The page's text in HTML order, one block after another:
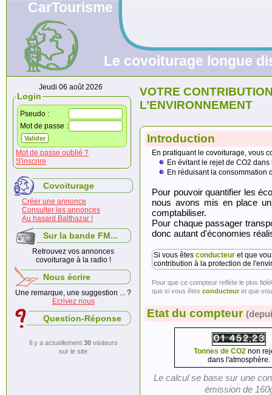
CarTourisme
Le covoiturage longue
Jeudi 06 août 2026
Login
Pseudo :
Mot de passe :
Mot de passe oublié ?
S'inscrire
Covoiturage
Créer une annonce
Consulter les annonces
Au hasard Balthazar !
Sur la bande FM...
Retrouvez vos annonces
covoiturage à la radio !
Nous écrire
Une remarque, une suggestion ... ?
Ecrivez nous
Question-Réponse
Il y a actuellement 30visiteurs
sur le site
VOTRE
L’ENVIRONNEMENT
Introduction
En pratiquant le covoiturage, vous
En évitant le rejet de CO2 dans
En réduisant la consommation
Pour pouvoir quantifier les
nous avons mis en place
comptabiliser.
Pour chaque passager
donc autant d'économies
Si vous êtes conducteur et que
contribution à la
Pour que ce compteur reflète le plus
que si vous êtes conducteuret que
Etat du compteur
Tonnes de CO2non
dans l'atmosphère.
Le calcul se base sur une
émission de